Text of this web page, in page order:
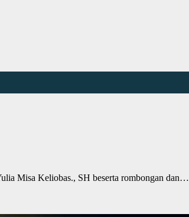
Misa Keliobas., SH beserta rombongan dan…